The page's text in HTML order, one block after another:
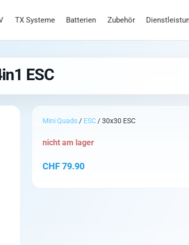
TX Systeme Batterien Zubehör
ESC
Mini Quads/ ESC/ 30x30 ESC
CHF79.90
nicht am lager